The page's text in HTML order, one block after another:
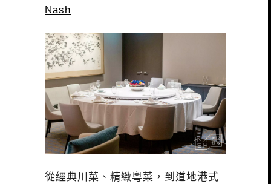
Nash
從經典川菜、精緻粵菜，到道地港式